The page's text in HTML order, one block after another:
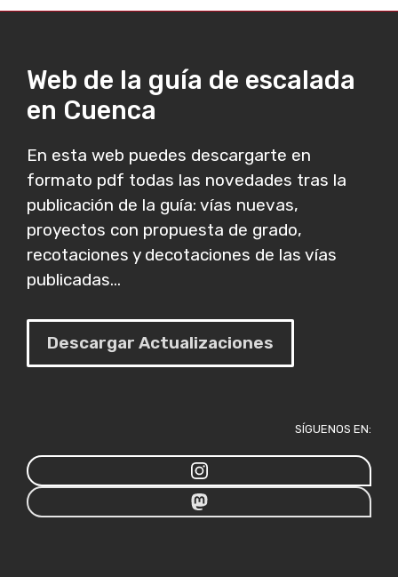
Web de la guía de escalada
en Cuenca
En esta web puedes descargarte en
formato pdf todas las novedades tras la
publicación de la guía: vías nuevas,
proyectos con propuesta de grado,
recotaciones y decotaciones de las vías
publicadas...
Descargar Actualizaciones
SÍGUENOS EN: